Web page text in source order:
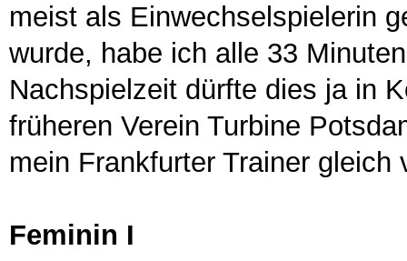
meist als Einwechselspielerin
wurde, habe ich alle 33
Nachspielzeit dürfte dies ja in
früheren Verein Turbine
mein Frankfurter Trainer gleich
Feminin I